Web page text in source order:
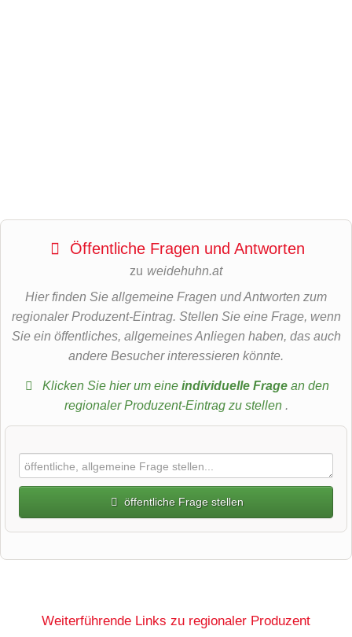
Öffentliche Fragen und Antworten
zu weidehuhn.at
Hier finden Sie allgemeine Fragen und Antworten zum
regionaler Produzent-Eintrag. Stellen Sie eine Frage, wenn
Sie ein öffentliches, allgemeines Anliegen haben, das auch
andere Besucher interessieren könnte.
Klicken Sie hier um eine individuelle Fragean den
regionaler Produzent-Eintrag zu stellen .
öffentliche Frage stellen
Weiterführende Links zu regionaler Produzent